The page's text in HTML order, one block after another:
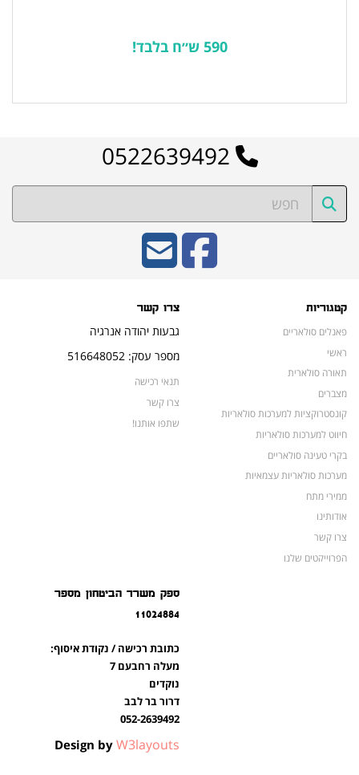
590 ש״ח בלבד!
קטגוריות
פאנלים סולאריים
ראשי
תאורה סולארית
מצברים
קונסטרוקציות למערכות סולאריות
חיווט למערכות סולאריות
בקרי טעינה סולאריים
מערכות סולאריות עצמאיות
ממירי מתח
אודותינו
צרו קשר
הפרוייקטים שלנו
צרו קשר
גבעות יהודה אנרגיה
מספר עסק: 516648052
תנאי רכישה
צרו קשר
שתפו אותנו!
ספק משרד הביטחון מספר
11024884
כתובת רכישה / נקודת איסוף:
מעלה רחבעם 7
נוקדים
דרור בר לבב
052-2639492
Design by W3layouts